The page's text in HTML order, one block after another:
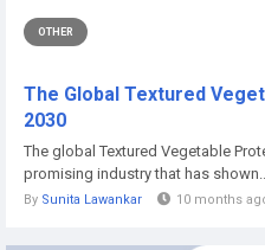
OTHER
The Global Textured
2030
The global Textured Vegetable
promising industry that has
By Sunita Lawankar 10 months